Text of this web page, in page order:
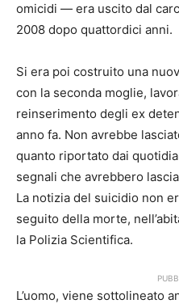
omicidi — era uscito dal
2008 dopo quattordici anni.
Si era poi costruito una
con la seconda moglie,
reinserimento degli ex
anno fa. Non avrebbe
quanto riportato dai
segnali che avrebbero
La notizia del suicidio non
seguito della morte,
la Polizia Scientifica.
L’uomo, viene sottolineato